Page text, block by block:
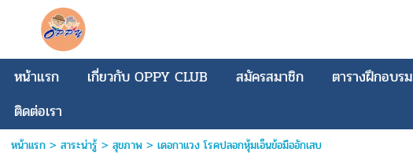
หน้าแรก เกี่ยวกับ OPPY CLUB สมัครสมาชิก ตารางฝึกอบรม
ติดต่อเรา
หน้าแรก> สาระน่ารู้ > สุขภาพ> เดอกาแวง โรคปลอกหุ้มเอ็นข้อมืออักเสบ